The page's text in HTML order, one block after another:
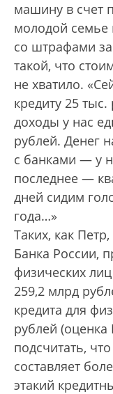
машину в счет
молодой семье
со штрафами
такой, что
не хватило.
кредиту 25
доходы у нас
рублей. Денег
с банками — у
последнее —
дней сидим
года…»
Таких, как
Банка России,
физических
259,2 млрд
кредита для
рублей
подсчитать,
составляет
этакий